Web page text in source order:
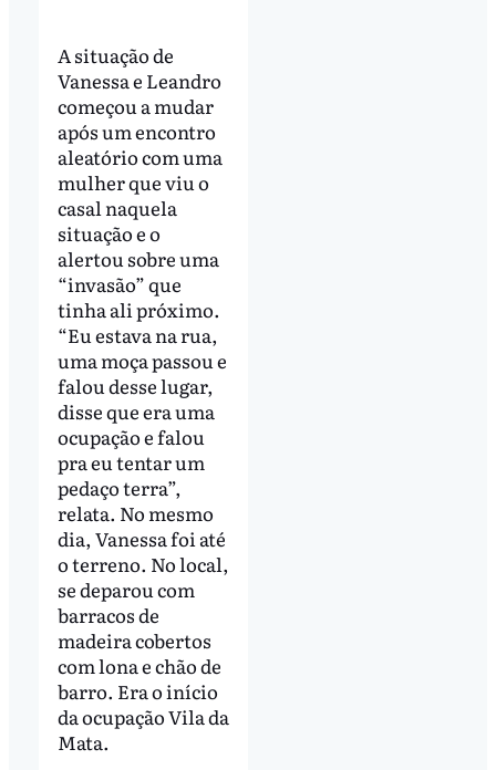
A situação de
Vanessa e Leandro
começou a mudar
após um encontro
aleatório com uma
mulher que viu o
casal naquela
situação e o
alertou sobre uma
“invasão” que
tinha ali próximo.
“Eu estava na rua,
uma moça passou e
falou desse lugar,
disse que era uma
ocupação e falou
pra eu tentar um
pedaço terra”,
relata. No mesmo
dia, Vanessa foi até
o terreno. No local,
se deparou com
barracos de
madeira cobertos
com lona e chão de
barro. Era o início
da ocupação Vila da
Mata.